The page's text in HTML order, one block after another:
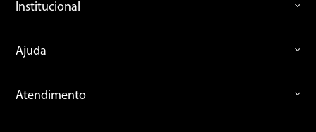
Institucional
Ajuda
Atendimento